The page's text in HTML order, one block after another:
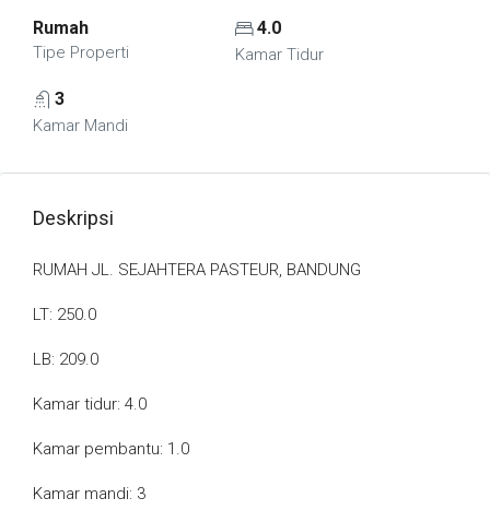
Rumah
Tipe Properti
4.0
Kamar Tidur
3
Kamar Mandi
Deskripsi
RUMAH JL. SEJAHTERA PASTEUR, BANDUNG
LT: 250.0
LB: 209.0
Kamar tidur: 4.0
Kamar pembantu: 1.0
Kamar mandi: 3